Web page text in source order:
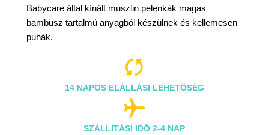
Babycare által kínált muszlin pelenkák magas
bambusz tartalmú anyagból készülnek és kellemesen
puhák.

14 NAPOS ELÁLLÁSI LEHETŐSÉG

SZÁLLÍTÁSI IDŐ 2-4 NAP